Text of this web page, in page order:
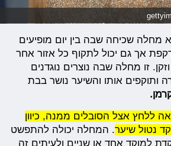
מחלה שכיחה שבה בין יום מופיעים
אך גם יכול לתקוף כל אזור אחר
זו מחלה שבה נוצרים נוגדנים
ותוקפים אותו והשיער נושר בבת
ללחץ אצל הסובלים ממנה, כיוון
נטול שיער. המחלה יכולה להתפשט
למוקד אחד או שניים ולעיתים זה